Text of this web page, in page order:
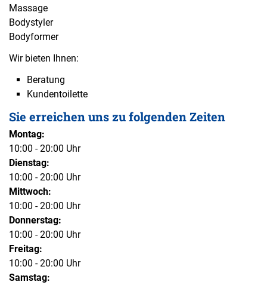
Massage
Bodystyler
Bodyformer
Wir bieten Ihnen:
Beratung
Kundentoilette
Sie erreichen uns zu folgenden Zeiten
Montag:
10:00 - 20:00 Uhr
Dienstag:
10:00 - 20:00 Uhr
Mittwoch:
10:00 - 20:00 Uhr
Donnerstag:
10:00 - 20:00 Uhr
Freitag:
10:00 - 20:00 Uhr
Samstag: